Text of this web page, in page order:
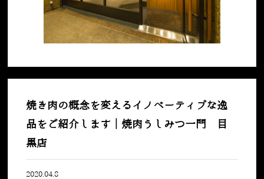
焼き肉の概念を変えるイノベーティブな逸
品をご紹介します｜焼肉うしみつ一門 目
黒店
2020.04.8